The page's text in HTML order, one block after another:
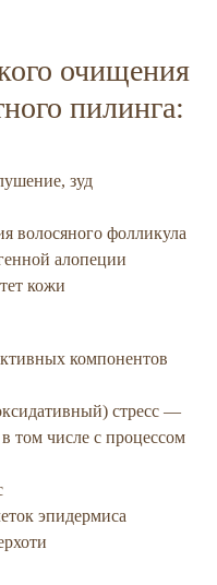
очищения
пилинга:
зуд
волосяного фолликула
алопеции
кожи
компонентов
стресс —
том числе с процессом
эпидермиса